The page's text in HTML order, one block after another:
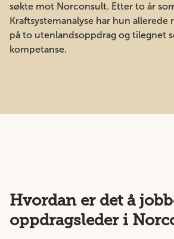
søkte mot Norconsult. Etter to år
Kraftsystemanalyse har hun
på to utenlandsoppdrag og tilegnet
kompetanse.
Hvordan er det å
oppdragsleder i